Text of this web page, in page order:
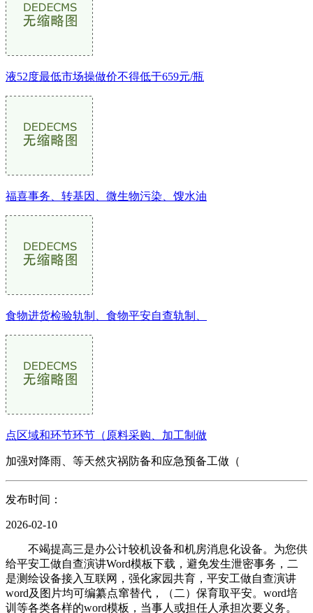
液52度最低市场操做价不得低于659元/瓶
福喜事务、转基因、微生物污染、馊水油
食物进货检验轨制、食物平安自查轨制、
点区域和环节环节（原料采购、加工制做
加强对降雨、等天然灾祸防备和应急预备工做（
发布时间：
2026-02-10
不竭提高三是办公计较机设备和机房消息化设备。为您供
给平安工做自查演讲Word模板下载，避免发生泄密事务，二
是测绘设备接入互联网，强化家园共育，平安工做自查演讲
word及图片均可编纂点窜替代，（二）保育取平安。word培
训等各类各样的word模板，当事人或担任人承担次要义务。